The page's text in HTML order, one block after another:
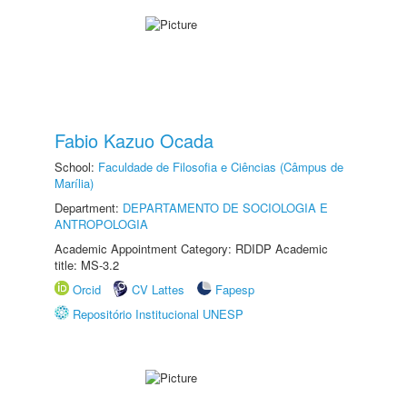
Fabio Kazuo Ocada
School: Faculdade de Filosofia e Ciências (Câmpus de
Marília)
Department: DEPARTAMENTO DE SOCIOLOGIA E
ANTROPOLOGIA
Academic Appointment Category: RDIDP Academic
title: MS-3.2
Orcid
CV Lattes
Fapesp
Repositório Institucional UNESP